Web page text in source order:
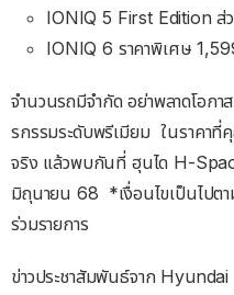
IONIQ 5 First Editionส่
IONIQ 6 ราคาพิเศษ
จำนวนรถมีจำกัด อย่าพลาดโอก
รกรรมระดับพรีเมียม ในราคา
จริง แล้วพบกันที่ ฮุนได H-
มิถุนายน 68 *เงื่อนไขเป็นไปต
ร่วมรายการ
ข่าวประชาสัมพันธ์จาก Hyundai